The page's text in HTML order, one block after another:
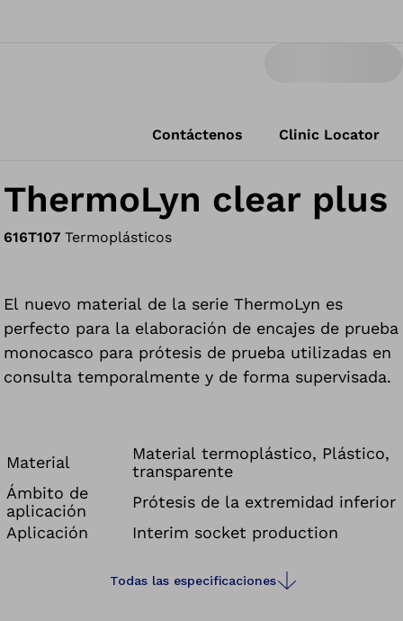
Contáctenos Clinic Locator
ThermoLyn clear plus
616T107 Termoplásticos
El nuevo material de la serie ThermoLyn es
perfecto para la elaboración de encajes de prueba
monocasco para prótesis de prueba utilizadas en
consulta temporalmente y de forma supervisada.
Material
Material termoplástico, Plástico,
transparente
Ámbito de
aplicación
Prótesis de la extremidad inferior
Aplicación
Interim socket production
Todas las especificaciones